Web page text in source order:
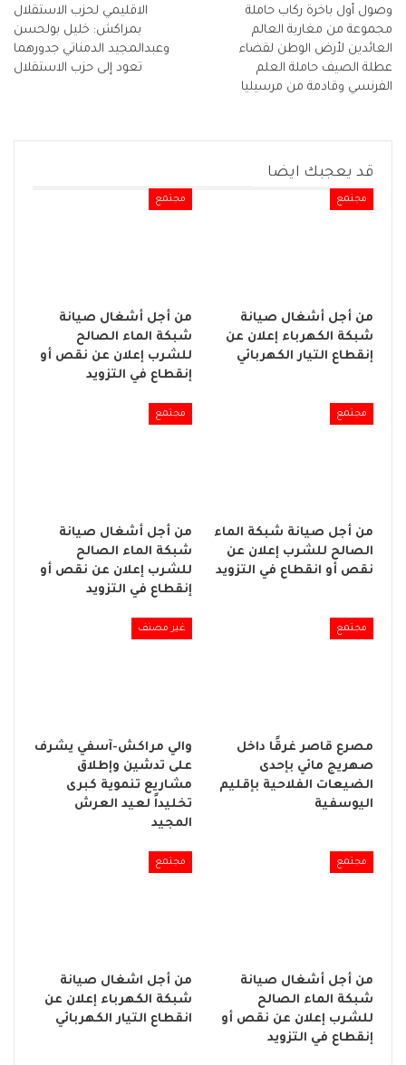
وصول أول باخرة ركاب حاملة
مجموعة من مغاربة العالم
العائدين لأرض الوطن لقضاء
عطلة الصيف حاملة العلم
الفرنسي وقادمة من مرسيليا
الاقليمي لحزب الاستقلال
بمراكش: خليل بولحسن
وعبدالمجيد الدمناتي جدورهما
تعود إلى حزب الاستقلال
قد يعجبك ايضا
مجتمع
من أجل أشغال صيانة
شبكة الكهرباء إعلان عن
إنقطاع التيار الكهربائي
مجتمع
من أجل أشغال صيانة
شبكة الماء الصالح
للشرب إعلان عن نقص أو
إنقطاع في التزويد
مجتمع
من أجل صيانة شبكة الماء
الصالح للشرب إعلان عن
نقص أو انقطاع في التزويد
مجتمع
من أجل أشغال صيانة
شبكة الماء الصالح
للشرب إعلان عن نقص أو
إنقطاع في التزويد
مجتمع
مصرع قاصر غرقًا داخل
صهريج مائي بإحدى
الضيعات الفلاحية بإقليم
اليوسفية
غير مصنف
والي مراكش-آسفي يشرف
على تدشين وإطلاق
مشاريع تنموية كبرى
تخليداً لعيد العرش
المجيد
مجتمع
من أجل أشغال صيانة
شبكة الماء الصالح
للشرب إعلان عن نقص أو
إنقطاع في التزويد
مجتمع
من أجل اشغال صيانة
شبكة الكهرباء إعلان عن
انقطاع التيار الكهربائي